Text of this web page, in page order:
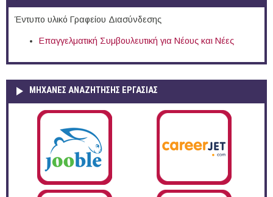
Έντυπο υλικό Γραφείου Διασύνδεσης
Επαγγελματική Συμβουλευτική για Νέους και Νέες
ΜΗΧΑΝΕΣ ΑΝΑΖΗΤΗΣΗΣ ΕΡΓΑΣΙΑΣ